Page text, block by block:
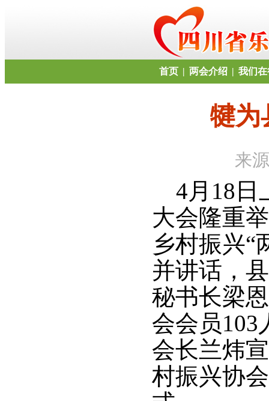
首页 | 两会介绍 | 我们
犍为
来
4月18日
大会隆重
乡村振兴“
并讲话，
秘书长梁
会会员103
会长兰炜
村振兴协